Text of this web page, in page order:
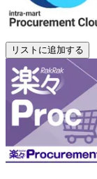
リストに追加する